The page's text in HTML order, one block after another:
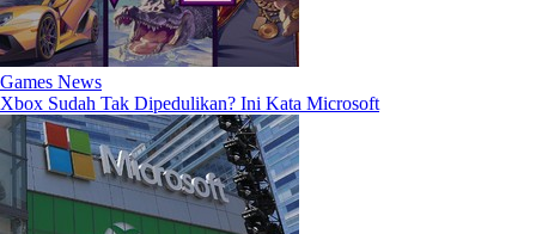
Games News
Xbox Sudah Tak Dipedulikan? Ini Kata Microsoft